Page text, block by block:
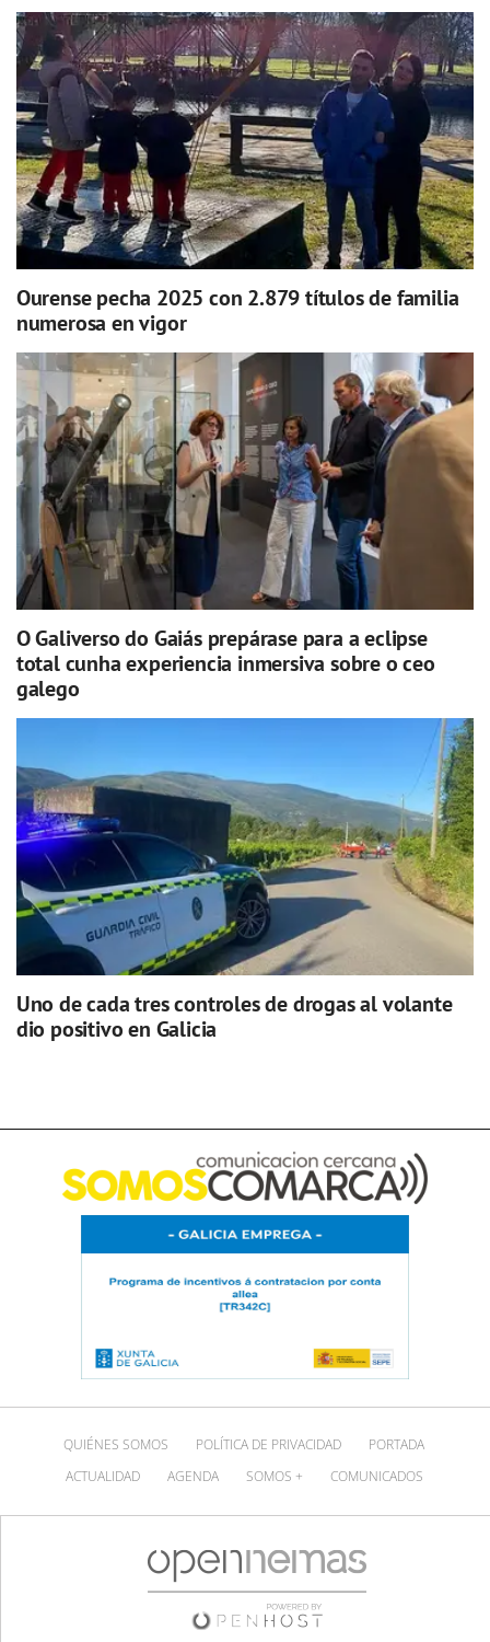
Ourense pecha 2025 con 2.879 títulos de familia
numerosa en vigor
O Galiverso do Gaiás prepárase para a eclipse
total cunha experiencia inmersiva sobre o ceo
galego
Uno de cada tres controles de drogas al volante
dio positivo en Galicia
QUIÉNES SOMOS POLÍTICA DE PRIVACIDAD
PORTADA
ACTUALIDAD
AGENDA SOMOS + COMUNICADOS